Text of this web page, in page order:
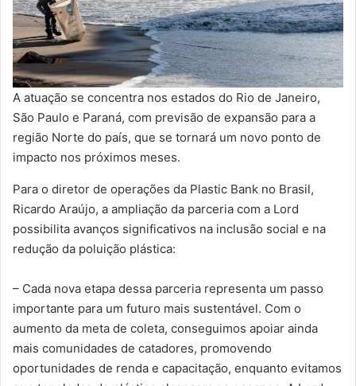
A atuação se concentra nos estados do Rio de Janeiro,
São Paulo e Paraná, com previsão de expansão para a
região Norte do país, que se tornará um novo ponto de
impacto nos próximos meses.
Para o diretor de operações da Plastic Bank no Brasil,
Ricardo Araújo, a ampliação da parceria com a Lord
possibilita avanços significativos na inclusão social e na
redução da poluição plástica:
– Cada nova etapa dessa parceria representa um passo
importante para um futuro mais sustentável. Com o
aumento da meta de coleta, conseguimos apoiar ainda
mais comunidades de catadores, promovendo
oportunidades de renda e capacitação, enquanto evitamos